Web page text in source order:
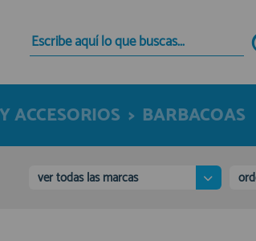
Quiero registrarme
Nuevo cliente
Al crear una cuenta en
tienda virtual, revisar el estado de
consultar tus operaciones anteriores.
ACCESORIOS > BARBACOAS
ver todas las marcas